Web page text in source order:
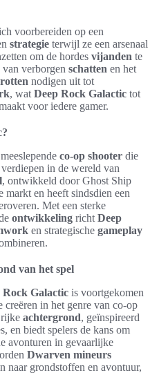
voorbereiden op een
strategie terwijl ze een arsenaal
om de hordes vijanden te
verborgen schatten en het
nodigen uit tot
, wat Deep Rock Galactic tot
voor iedere gamer.
co-op shooter die
in de wereld van
, ontwikkeld door Ghost Ship
en heeft sindsdien een
Met een sterke
ontwikkeling richt Deep
en strategische gameplay
van het spel
Rock Galactic is voortgekomen
creëren in het genre van co-op
achtergrond, geïnspireerd
en biedt spelers de kans om
avonturen in gevaarlijke
Dwarven mineurs
naar grondstoffen en avontuur,